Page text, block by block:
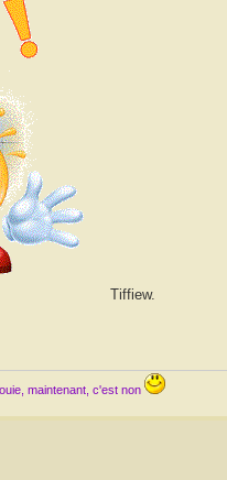
Tiffiew.
maintenant, c'est non